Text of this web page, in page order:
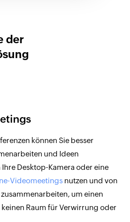
der
können Sie besser
und Ideen
Desktop-Kamera oder eine
Videomeetings nutzen und von
um einen
keinen Raum für Verwirrung oder